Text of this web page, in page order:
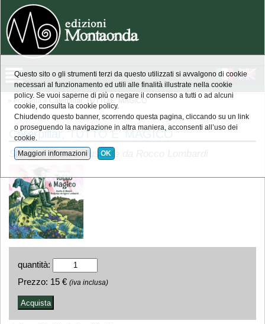
» ecologia » Caterpillar, TUTTO E' MAGICO
Caterpillar, TUTTO E' MAGICO
Storie di Bianca illustrate da Rocco Lombardi
quantità:
Prezzo: 15 € (iva inclusa)
Questo sito o gli strumenti terzi da questo utilizzati si avvalgono di cookie
necessari al funzionamento ed utili alle finalità illustrate nella cookie
policy. Se vuoi saperne di più o negare il consenso a tutti o ad alcuni
cookie, consulta la cookie policy.
Chiudendo questo banner, scorrendo questa pagina, cliccando su un link
o proseguendo la navigazione in altra maniera, acconsenti all’uso dei
cookie.
Maggiori informazioni OK